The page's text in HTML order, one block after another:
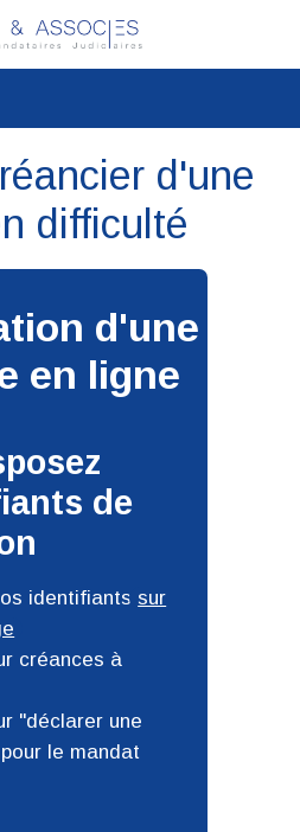
d'une
difficulté
d'une
en ligne
de
identifiants sur
créances à
"déclarer une
le mandat